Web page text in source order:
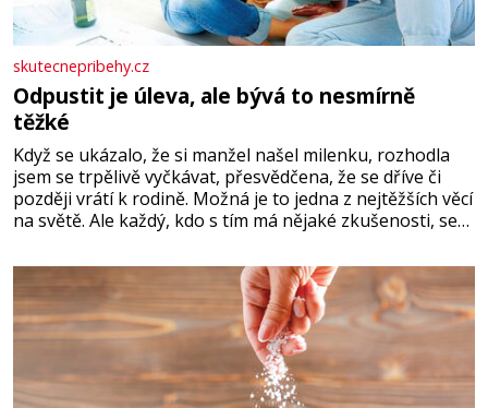
skutecnepribehy.cz
Odpustit je úleva, ale bývá to nesmírně
těžké
Když se ukázalo, že si manžel našel milenku, rozhodla
jsem se trpělivě vyčkávat, přesvědčena, že se dříve či
později vrátí k rodině. Možná je to jedna z nejtěžších věcí
na světě. Ale každý, kdo s tím má nějaké zkušenosti, se
Když se ke mně doneslo, že si manžel pořídil milenku,